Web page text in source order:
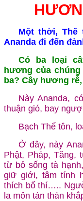
Một thời, Thế
Ananda đi đến
Có ba loại
hương của chúng
ba? Cây hương
Này Ananda,
thuận gió, bay
Bạch Thế tôn,
Ở đây, này
Phật, Pháp, Tăng,
từ bỏ sống tà
giữ giới, tâm tính
thích bố thí…..
la môn tán thán